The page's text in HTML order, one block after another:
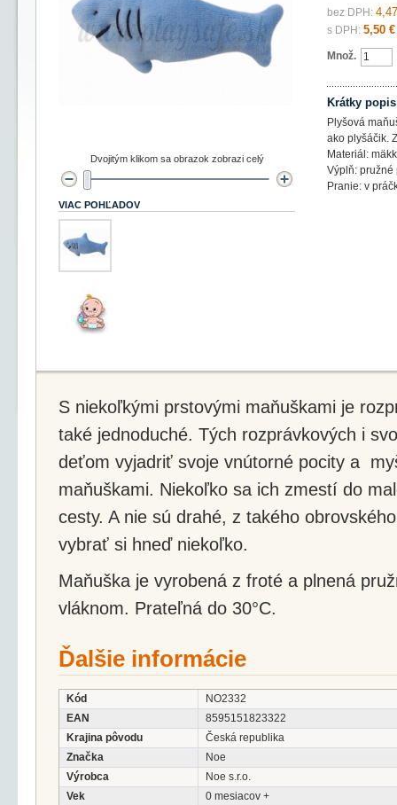
bez DPH:
s DPH: 5,50 €
Množ.
Krátky popis
Plyšová
ako plyšáčik.
Materiál:
Výplň: pružné
Pranie: v
Dvojitým klikom sa obrazok zobrazi celý
VIAC POHĽADOV
S niekoľkými prstovými maňuškami je
také jednoduché. Tých rozprávkových i
deťom vyjadriť svoje vnútorné pocity a
maňuškami. Niekoľko sa ich zmestí do
cesty. A nie sú drahé, z takého
vybrať si hneď niekoľko.
Maňuška je vyrobená z froté a plnená
vláknom. Prateľná do 30°C.
Ďalšie informácie
Kód
NO2332
EAN
8595151823322
Krajina pôvodu
Česká republika
Značka
Noe
Výrobca
Noe s.r.o.
Vek
0 mesiacov +